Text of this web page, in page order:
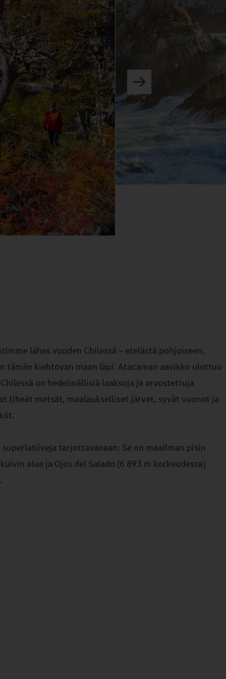
lähes vuoden Chilessä – etelästä pohjoiseen,
kiehtovan maan läpi. Atacaman aavikko ulottuu
on hedelmällisiä laaksoja ja arvostettuja
tiheät metsät, maalaukselliset järvet, syvät vuonot ja
tarjottavanaan: Se on maailman pisin
alue ja Ojos del Salado (6 893 m korkeudessa)